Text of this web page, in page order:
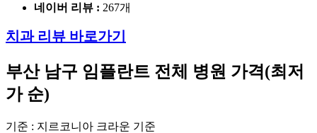
네이버 리뷰 : 267개
치과 리뷰 바로가기
부산 남구 임플란트 전체 병원 가격(최저
가 순)
기준 : 지르코니아 크라운 기준